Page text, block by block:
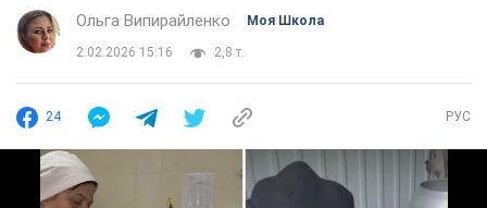
Ольга Випирайленко Моя Школа
2.02.2026 15:16 2,8 т.
24 РУС